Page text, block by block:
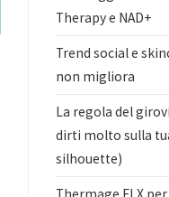
Therapy e NAD+
Trend social e
non migliora
La regola del
dirti molto sulla
silhouette)